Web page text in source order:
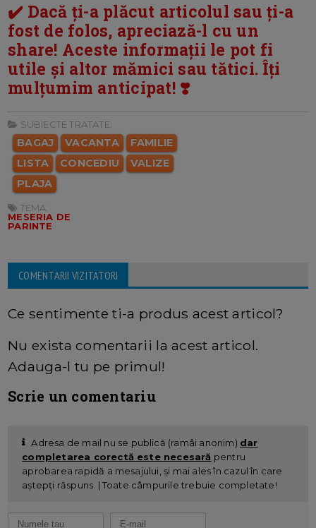
✔️ Dacă ți-a plăcut articolul sau ți-a
fost de folos, apreciază-l cu un
share! Aceste informații le pot fi
utile și altor mămici sau tătici. Îți
mulțumim anticipat! ❣️
SUBIECTE TRATATE:
BAGAJ VACANTA
FAMILIE
LISTA
CONCEDIU
VALIZE
PLAJA
TEMA:
MESERIA DE
PARINTE
COMENTARII VIZITATORI
Ce sentimente ti-a produs acest articol?
Nu exista comentarii la acest articol.
Adauga-l tu pe primul!
Scrie un comentariu
Adresa de mail nu se publică (ramâi anonim) dar
completarea corectă este necesară pentru
aprobarea rapidă a mesajului, și mai ales în cazul în care
aștepți răspuns. | Toate câmpurile trebuie completate!